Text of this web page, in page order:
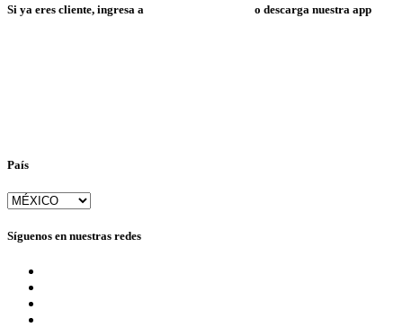
Si ya eres cliente, ingresa a o descarga nuestra app
País
Síguenos en nuestras redes